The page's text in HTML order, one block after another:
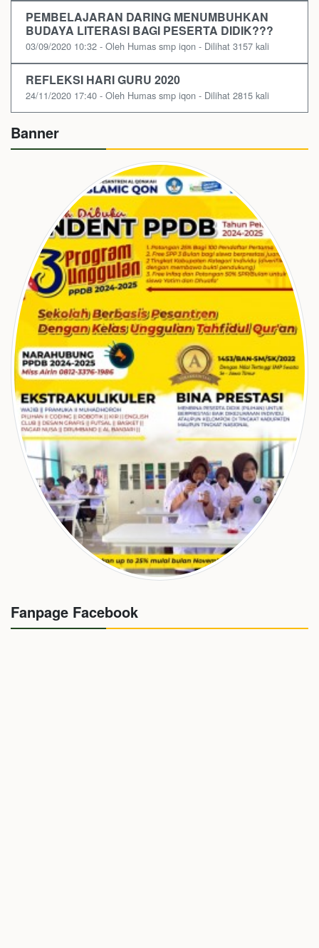
PEMBELAJARAN DARING MENUMBUHKAN
BUDAYA LITERASI BAGI PESERTA DIDIK???
03/09/2020 10:32 - Oleh Humas smp iqon - Dilihat 3157 kali
REFLEKSI HARI GURU 2020
24/11/2020 17:40 - Oleh Humas smp iqon - Dilihat 2815 kali
Banner
Fanpage Facebook